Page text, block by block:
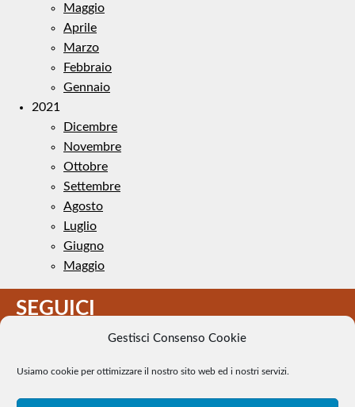
Gestisci Consenso Cookie
Usiamo cookie per ottimizzare il nostro sito web ed i nostri servizi.
Maggio
Aprile
Marzo
Febbraio
Gennaio
2021
Dicembre
Novembre
Ottobre
Settembre
Agosto
Luglio
Giugno
Maggio
SEGUICI